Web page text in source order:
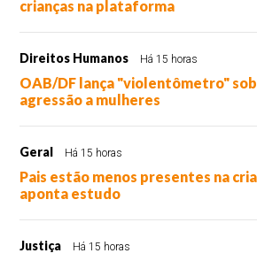
crianças na plataforma
Direitos Humanos Há 15 horas
OAB/DF lança "violentômetro"
agressão a mulheres
Geral Há 15 horas
Pais estão menos presentes na
aponta estudo
Justiça Há 15 horas